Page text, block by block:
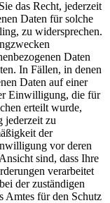
das Recht, jederzeit
Daten für solche
zu widersprechen.
Daten
In Fällen, in denen
Daten auf einer
Einwilligung, die für
erteilt wurde,
jederzeit zu
der
vor deren
sind, dass Ihre
verarbeitet
der zuständigen
Amtes für den Schutz